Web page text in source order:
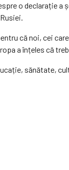
o declarație a
că noi, cei
a înțeles că
sănătate,